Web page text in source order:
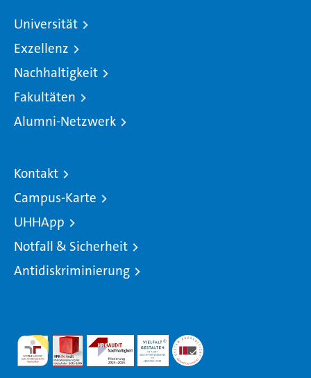
Universität
Exzellenz
Nachhaltigkeit
Fakultäten
Alumni-Netzwerk
Kontakt
Campus-Karte
UHHApp
Notfall & Sicherheit
Antidiskriminierung